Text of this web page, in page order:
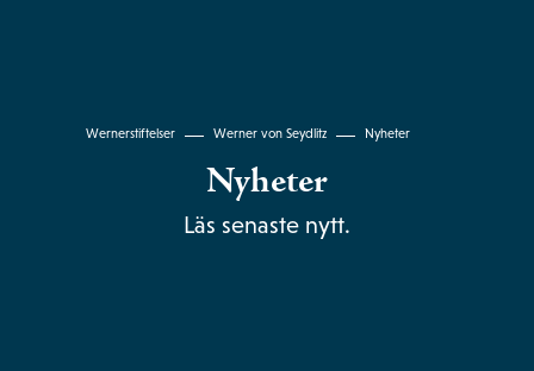
Wernerstiftelser Werner von Seydlitz Nyheter
Nyheter
Läs senaste nytt.